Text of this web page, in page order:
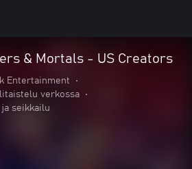
& Mortals - US Creators
Entertainment
•
verkossa
•
ja seikkailu